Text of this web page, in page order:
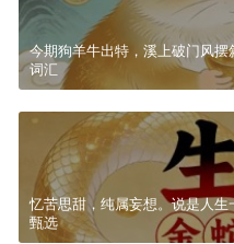
今期狗羊牛出特，溪上破门风
词汇
忆苦思甜，纯属妄想。说是人
甄选